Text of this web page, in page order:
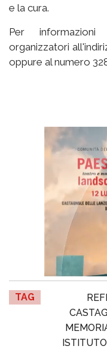
e la cura.
Per
organizzatori
oppure al numero
TAG